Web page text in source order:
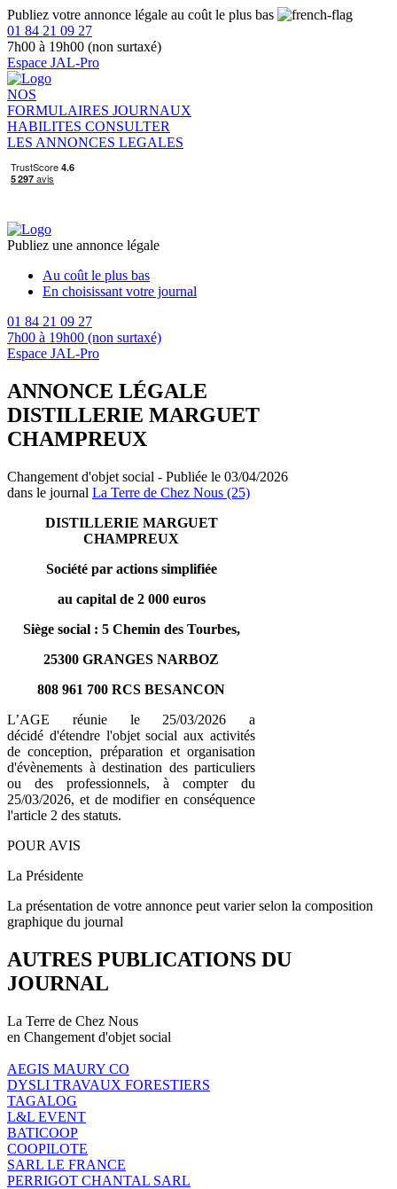
Publiez votre annonce légale au coût le plus bas
01 84 21 09 27
7h00 à 19h00 (non surtaxé)
Espace JAL-Pro
NOS
FORMULAIRES JOURNAUX
HABILITES CONSULTER
LES ANNONCES LEGALES
Publiez une annonce légale
Au coût le plus bas
En choisissant votre journal
01 84 21 09 27
7h00 à 19h00 (non surtaxé)
Espace JAL-Pro
ANNONCE LÉGALE
DISTILLERIE MARGUET
CHAMPREUX
Changement d'objet social - Publiée le 03/04/2026
dans le journal La Terre de Chez Nous (25)
DISTILLERIE MARGUET
CHAMPREUX
Société par actions simplifiée
au capital de 2 000 euros
Siège social : 5 Chemin des Tourbes,
25300 GRANGES NARBOZ
808 961 700 RCS BESANCON
L’AGE réunie le 25/03/2026 a
décidé d'étendre l'objet social aux activités
de conception, préparation et organisation
d'évènements à destination des particuliers
ou des professionnels, à compter du
25/03/2026, et de modifier en conséquence
l'article 2 des statuts.
POUR AVIS
La Présidente
La présentation de votre annonce peut varier selon la composition
graphique du journal
AUTRES PUBLICATIONS DU
JOURNAL
La Terre de Chez Nous
en Changement d'objet social
AEGIS MAURY CO
DYSLI TRAVAUX FORESTIERS
TAGALOG
L&L EVENT
BATICOOP
COOPILOTE
SARL LE FRANCE
PERRIGOT CHANTAL SARL